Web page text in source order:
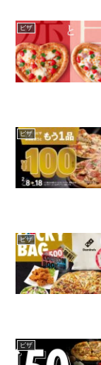
ピザ
ピザ
ピザ
ピザ